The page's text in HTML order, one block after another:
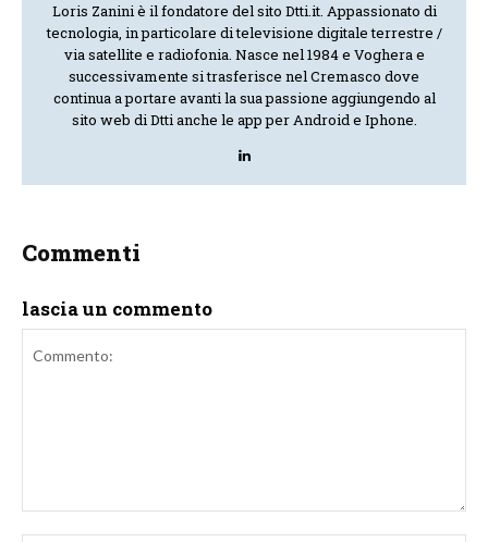
Loris Zanini è il fondatore del sito Dtti.it. Appassionato di
tecnologia, in particolare di televisione digitale terrestre /
via satellite e radiofonia. Nasce nel 1984 e Voghera e
successivamente si trasferisce nel Cremasco dove
continua a portare avanti la sua passione aggiungendo al
sito web di Dtti anche le app per Android e Iphone.
Commenti
lascia un commento